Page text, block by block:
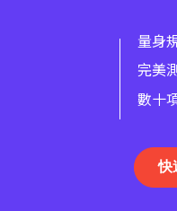
量身
完美
數十
快